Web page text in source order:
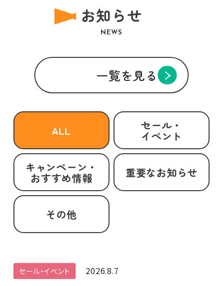
お知らせ
NEWS
一覧を見る
ALL セール・
イベント
キャンペーン・
おすすめ情報 重要なお知らせ
その他
セール・イベント
2026.8.7